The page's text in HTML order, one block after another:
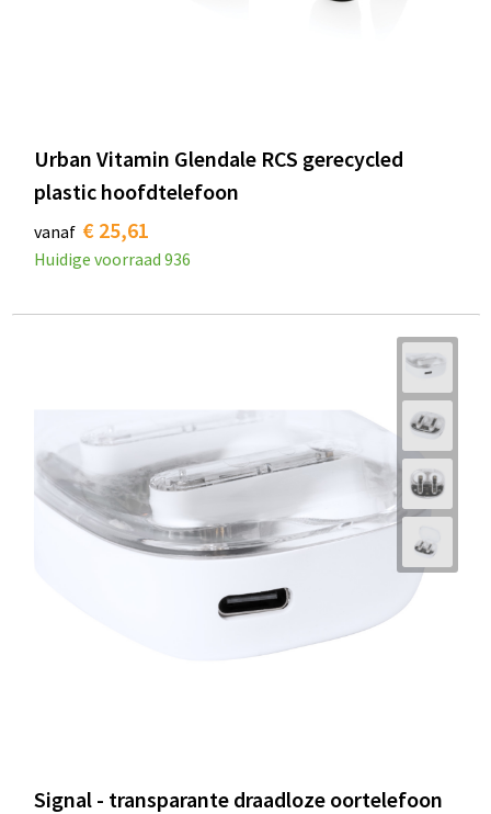
Urban Vitamin Glendale RCS gerecycled
plastic hoofdtelefoon
vanaf € 25,61
Huidige voorraad 936
Signal - transparante draadloze oortelefoon